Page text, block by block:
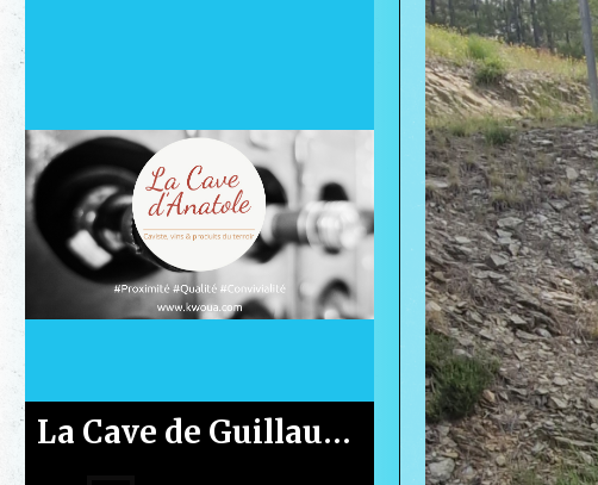
Le Casino de Gruissan